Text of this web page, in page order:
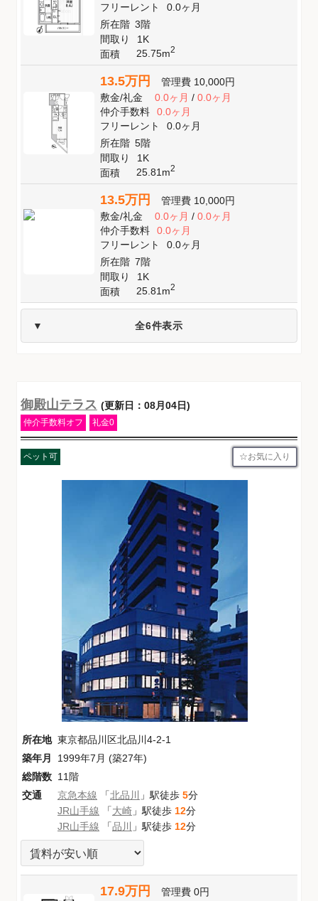
フリーレント
0.0ヶ月
所在階 3階
間取り
1K
面積
25.75m2
13.5万円 管理費 10,000円
敷金/礼金 0.0ヶ月/ 0.0ヶ月
仲介手数料
0.0ヶ月
フリーレント
0.0ヶ月
所在階 5階
間取り
1K
面積
25.81m2
13.5万円 管理費 10,000円
敷金/礼金 0.0ヶ月/ 0.0ヶ月
仲介手数料
0.0ヶ月
フリーレント
0.0ヶ月
所在階 7階
間取り
1K
面積
25.81m2
全6件表示
御殿山テラス (更新日：08月04日)
仲介手数料オフ 礼金0
ペット可 お気に入り
所在地 東京都品川区北品川4-2-1
築年月
1999年7月 (築27年)
総階数 11階
交通
京急本線 「北品川 」駅徒歩 5分
JR山手線 「大崎 」駅徒歩 12分
JR山手線 「品川 」駅徒歩 12分
17.9万円 管理費 0円